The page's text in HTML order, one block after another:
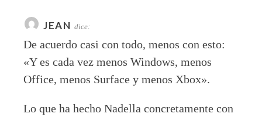
JEAN dice:
De acuerdo casi con todo, menos con esto:
«Y es cada vez menos Windows, menos
Office, menos Surface y menos Xbox».
Lo que ha hecho Nadella concretamente con